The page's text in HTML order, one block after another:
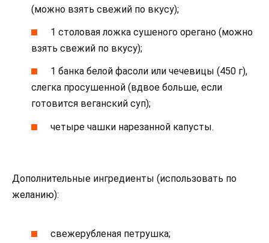
(можно взять свежий по вкусу);
1 столовая ложка сушеного орегано (можно
взять свежий по вкусу);
1 банка белой фасоли или чечевицы (450 г),
слегка просушенной (вдвое больше, если
готовится веганский суп);
четыре чашки нарезанной капусты.
Дополнительные ингредиенты (использовать по
желанию):
свежерубленая петрушка;